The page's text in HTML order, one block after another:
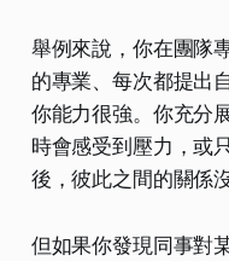
舉例來說，你在團隊
的專業、每次都提出
你能力很強。你充分
時會感受到壓力，或
後，彼此之間的關係
但如果你發現同事對